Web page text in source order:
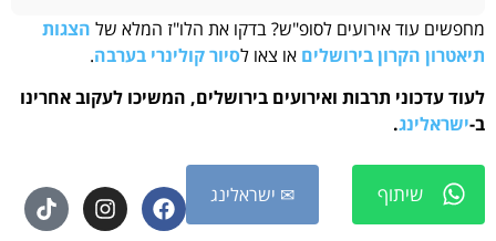
מחפשים עוד אירועים לסופ"ש? בדקו את הלו"ז המלא של הצגות
תיאטרון הקרון בירושלים או צאו לסיור קולינרי בערבה.
לעוד עדכוני תרבות ואירועים בירושלים, המשיכו לעקוב אחרינו
ב-ישראלינג.
שיתוף ✉ ישראלינג